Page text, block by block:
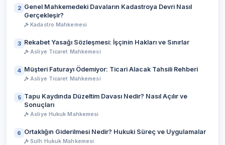
2 Genel Mahkemedeki Davaların Kadastroya Devri Nasıl
Gerçekleşir?
Kadastro Mahkemesi
3 Rekabet Yasağı Sözleşmesi: İşçinin Hakları ve Sınırlar
Asliye Ticaret Mahkemesi
4 Müşteri Faturayı Ödemiyor: Ticari Alacak Tahsili Rehberi
Asliye Ticaret Mahkemesi
5 Tapu Kaydında Düzeltim Davası Nedir? Nasıl Açılır ve
Sonuçları
Asliye Hukuk Mahkemesi
6 Ortaklığın Giderilmesi Nedir? Hukuki Süreç ve Uygulamalar
Sulh Hukuk Mahkemesi